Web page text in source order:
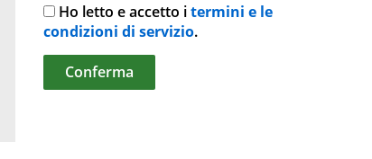
Ho letto e accetto itermini e le
condizioni di servizio.